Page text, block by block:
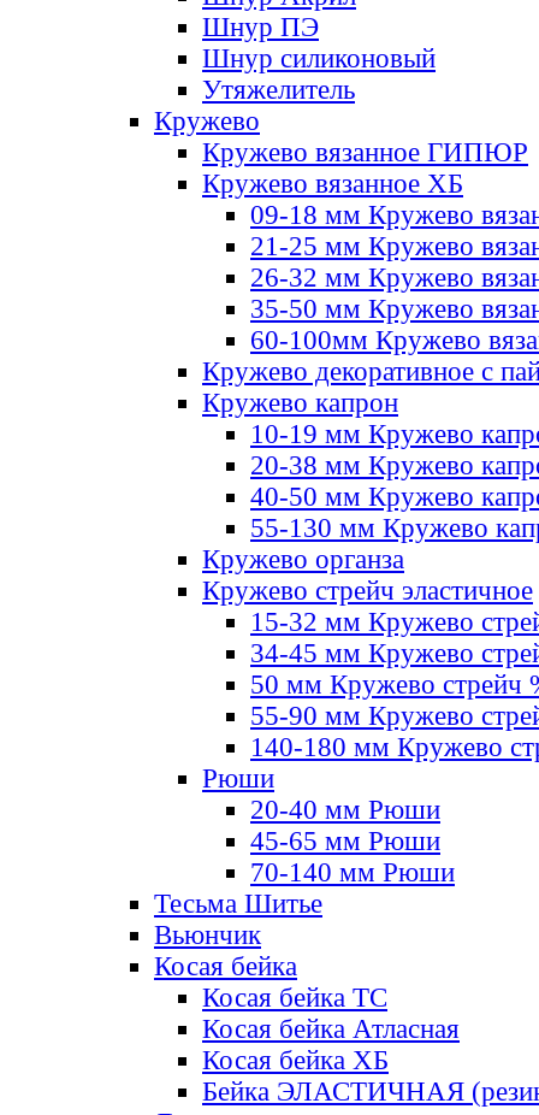
Шнур ПЭ
Шнур силиконовый
Утяжелитель
Кружево
Кружево вязанное ГИПЮР
Кружево вязанное ХБ
09-18 мм Кружево
21-25 мм Кружево
26-32 мм Кружево
35-50 мм Кружево
60-100мм Кружево
Кружево декоративное с
Кружево капрон
10-19 мм Кружево
20-38 мм Кружево
40-50 мм Кружево
55-130 мм Кружево
Кружево органза
Кружево стрейч эластичное
15-32 мм Кружево
34-45 мм Кружево
50 мм Кружево стрейч
55-90 мм Кружево
140-180 мм Кружево
Рюши
20-40 мм Рюши
45-65 мм Рюши
70-140 мм Рюши
Тесьма Шитье
Вьюнчик
Косая бейка
Косая бейка ТС
Косая бейка Атласная
Косая бейка ХБ
Бейка ЭЛАСТИЧНАЯ